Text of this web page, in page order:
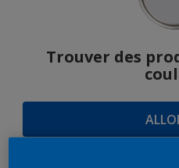
Trouver des